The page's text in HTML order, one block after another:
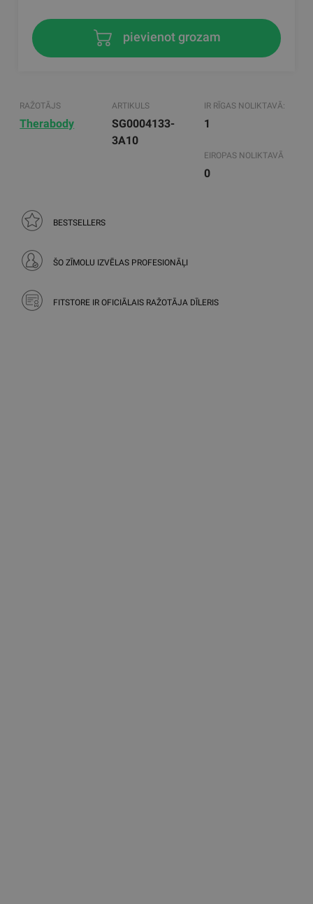
pievienot grozam
RAŽOTĀJS
Therabody
ARTIKULS
SG0004133-
3A10
IR RĪGAS NOLIKTAVĀ:
1
EIROPAS NOLIKTAVĀ
0
BESTSELLERS
ŠO ZĪMOLU IZVĒLAS PROFESIONĀĻI
FITSTORE IR OFICIĀLAIS RAŽOTĀJA DĪLERIS